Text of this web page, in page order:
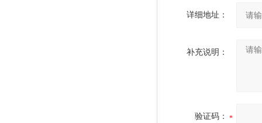
详细地址：
补充说明：
验证码：